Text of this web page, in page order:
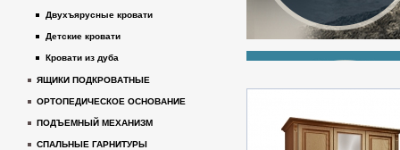
Двухъярусные кровати
Детские кровати
Кровати из дуба
ЯЩИКИ ПОДКРОВАТНЫЕ
ОРТОПЕДИЧЕСКОЕ ОСНОВАНИЕ
ПОДЪЕМНЫЙ МЕХАНИЗМ
СПАЛЬНЫЕ ГАРНИТУРЫ